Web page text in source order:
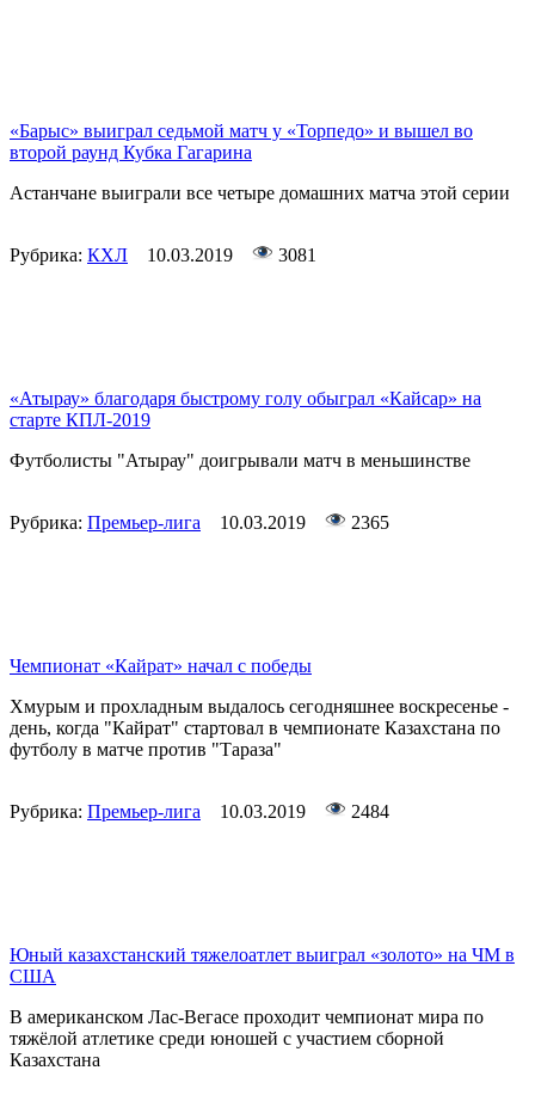
«Барыс» выиграл седьмой матч у «Торпедо» и вышел во
второй раунд Кубка Гагарина
Астанчане выиграли все четыре домашних матча этой серии
Рубрика: КХЛ 10.03.2019 3081
«Атырау» благодаря быстрому голу обыграл «Кайсар» на
старте КПЛ-2019
Футболисты "Атырау" доигрывали матч в меньшинстве
Рубрика: Премьер-лига 10.03.2019 2365
Чемпионат «Кайрат» начал с победы
Хмурым и прохладным выдалось сегодняшнее воскресенье -
день, когда "Кайрат" стартовал в чемпионате Казахстана по
футболу в матче против "Тараза"
Рубрика: Премьер-лига 10.03.2019 2484
Юный казахстанский тяжелоатлет выиграл «золото» на ЧМ в
США
В американском Лас-Вегасе проходит чемпионат мира по
тяжёлой атлетике среди юношей с участием сборной
Казахстана